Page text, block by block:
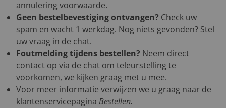
annulering voorwaarde.
Geen bestelbevestiging ontvangen? Check uw
spam en wacht 1 werkdag. Nog niets gevonden? Stel
uw vraag in de chat.
Foutmelding tijdens bestellen? Neem direct
contact op via de chat om teleurstelling te
voorkomen, we kijken graag met u mee.
Voor meer informatie verwijzen we u graag naar de
klantenservicepagina Bestellen.